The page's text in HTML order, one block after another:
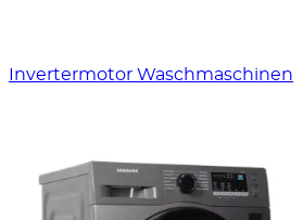
Invertermotor Waschmaschinen